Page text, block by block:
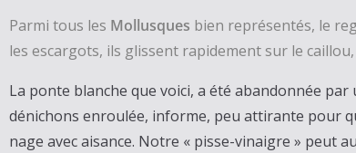
Parmi tous les Mollusques bien représentés, le
les escargots, ils glissent rapidement sur le
La ponte blanche que voici, a été abandonnée par
dénichons enroulée, informe, peu attirante pour
nage avec aisance. Notre « pisse-vinaigre » peut